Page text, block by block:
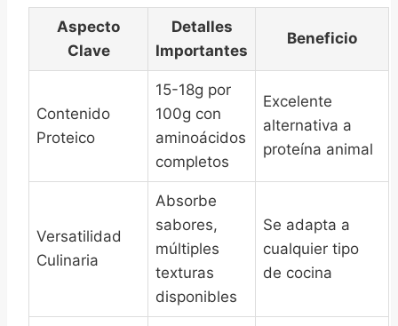
Aspecto
Clave
Detalles
Importantes
Beneficio
Contenido
Proteico
15-18g por
100g con
aminoácidos
completos
Excelente
alternativa a
proteína animal
Versatilidad
Culinaria
Absorbe
sabores,
múltiples
texturas
disponibles
Se adapta a
cualquier tipo
de cocina